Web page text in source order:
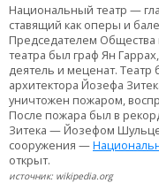
Национальный театр —
ставящий как оперы и
Председателем Общества
театра был граф Ян
деятель и меценат. Театр
архитектора Йозефа
уничтожен пожаром,
После пожара был в
Зитека — Йозефом
сооружения —
открыт.
источник: wikipedia.org